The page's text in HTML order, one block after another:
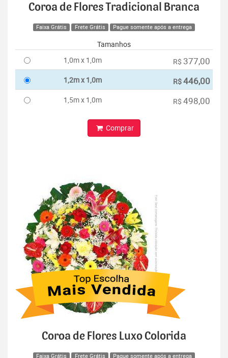
Coroa de Flores Tradicional Branca
Faixa Grátis Frete Grátis Pague somente após a entrega
Tamanhos
1,0m x 1,0m
R$ 377,00
1,2m x 1,0m R$446,00
1,5m x 1,0m R$ 498,00
Comprar
Coroa de Flores Luxo Colorida
Faixa Grátis Frete Grátis Pague somente após a entrega